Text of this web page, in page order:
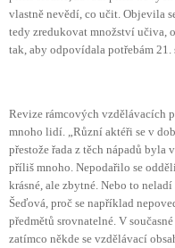
vlastně nevědí, co učit. Objevila
tedy zredukovat množství učiva,
tak, aby odpovídala potřebám 21.
Revize rámcových vzdělávacích
mnoho lidí. „Různí aktéři se v
přestože řada z těch nápadů
příliš mnoho. Nepodařilo se
krásné, ale zbytné. Nebo to
Šeďová, proč se například
předmětů srovnatelné. V
zatímco někde se vzdělávací